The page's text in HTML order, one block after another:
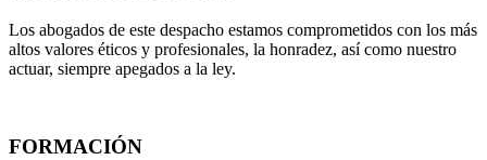
Los abogados de este despacho estamos comprometidos con los más
altos valores éticos y profesionales, la honradez, así como nuestro
actuar, siempre apegados a la ley.
FORMACIÓN